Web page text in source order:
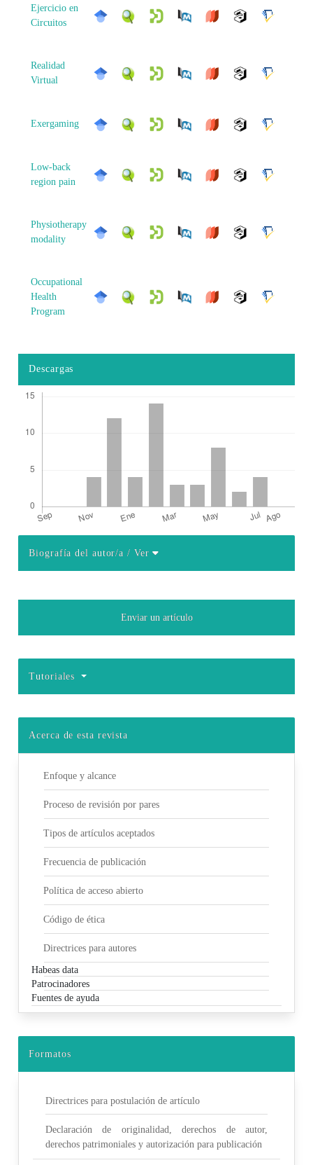
Ejercicio en
Circuitos
Realidad
Virtual
Exergaming
Low-back
region pain
Physiotherapy
modality
Occupational
Health
Program
Descargas
Biografía del autor/a/ Ver
Enviar un artículo
Tutoriales
Acerca de esta revista
Enfoque y alcance
Proceso de revisión por pares
Tipos de artículos aceptados
Frecuencia de publicación
Política de acceso abierto
Código de ética
Directrices para autores
Habeas data
Patrocinadores
Fuentes de ayuda
Formatos
Directrices para postulación de artículo
Declaración de originalidad, derechos de autor,
derechos patrimoniales y autorización para publicación